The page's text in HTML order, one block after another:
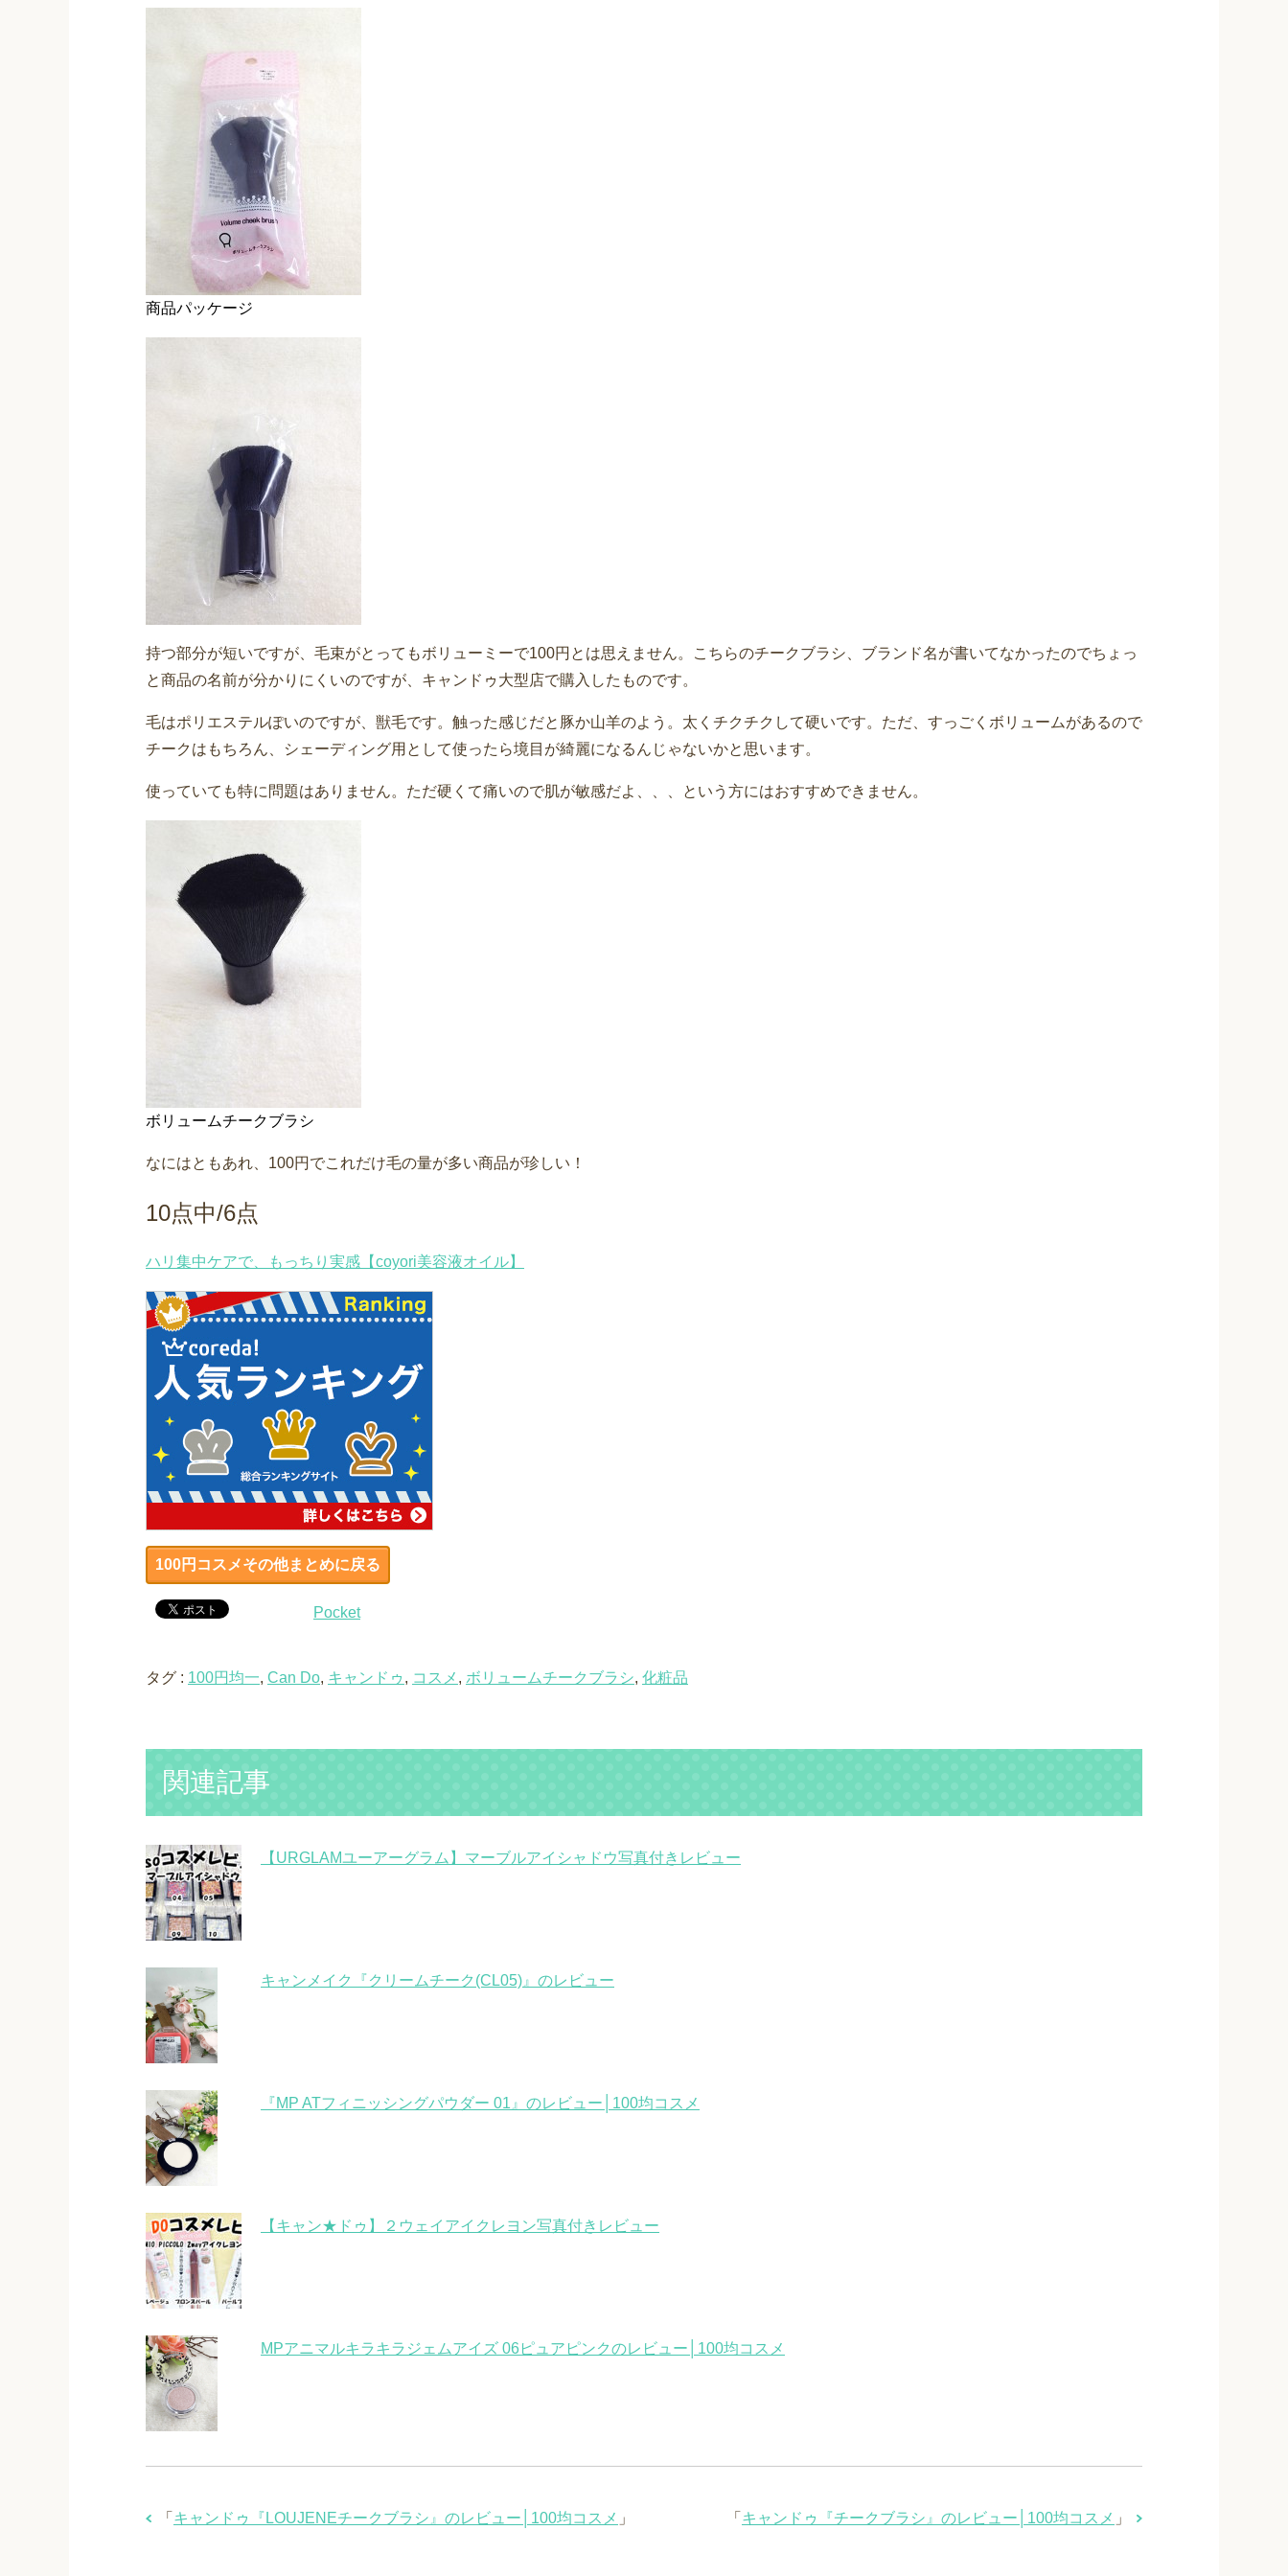
商品パッケージ
持つ部分が短いですが、毛束がとってもボリューミーで100円とは思えません。こちらのチークブラシ、ブランド名が書いてなかったのでちょっ
と商品の名前が分かりにくいのですが、キャンドゥ大型店で購入したものです。
毛はポリエステルぽいのですが、獣毛です。触った感じだと豚か山羊のよう。太くチクチクして硬いです。ただ、すっごくボリュームがあるので
チークはもちろん、シェーディング用として使ったら境目が綺麗になるんじゃないかと思います。
使っていても特に問題はありません。ただ硬くて痛いので肌が敏感だよ、、、という方にはおすすめできません。
ボリュームチークブラシ
なにはともあれ、100円でこれだけ毛の量が多い商品が珍しい！
10点中/6点
ハリ集中ケアで、もっちり実感【coyori美容液オイル】
100円コスメその他まとめに戻る
Pocket
タグ : 100円均一, Can Do, キャンドゥ , コスメ , ボリュームチークブラシ, 化粧品
関連記事
【URGLAMユーアーグラム】マーブルアイシャドウ写真付きレビュー
キャンメイク『クリームチーク(CL05)』のレビュー
『MP ATフィニッシングパウダー 01』のレビュー│100均コスメ
【キャン★ドゥ】２ウェイアイクレヨン写真付きレビュー
MPアニマルキラキラジェムアイズ 06ピュアピンクのレビュー│100均コスメ
「 キャンドゥ『チークブラシ』のレビュー│100均コスメ 」
「 キャンドゥ『LOUJENEチークブラシ』のレビュー│100均コスメ 」